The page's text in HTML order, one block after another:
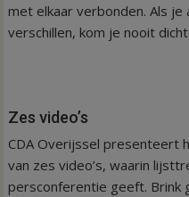
met elkaar verbonden. Als
verschillen, kom je nooit
Zes video’s
CDA Overijssel presenteert
van zes video’s, waarin
persconferentie geeft. Brink